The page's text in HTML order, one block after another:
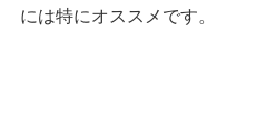
には特にオススメです。